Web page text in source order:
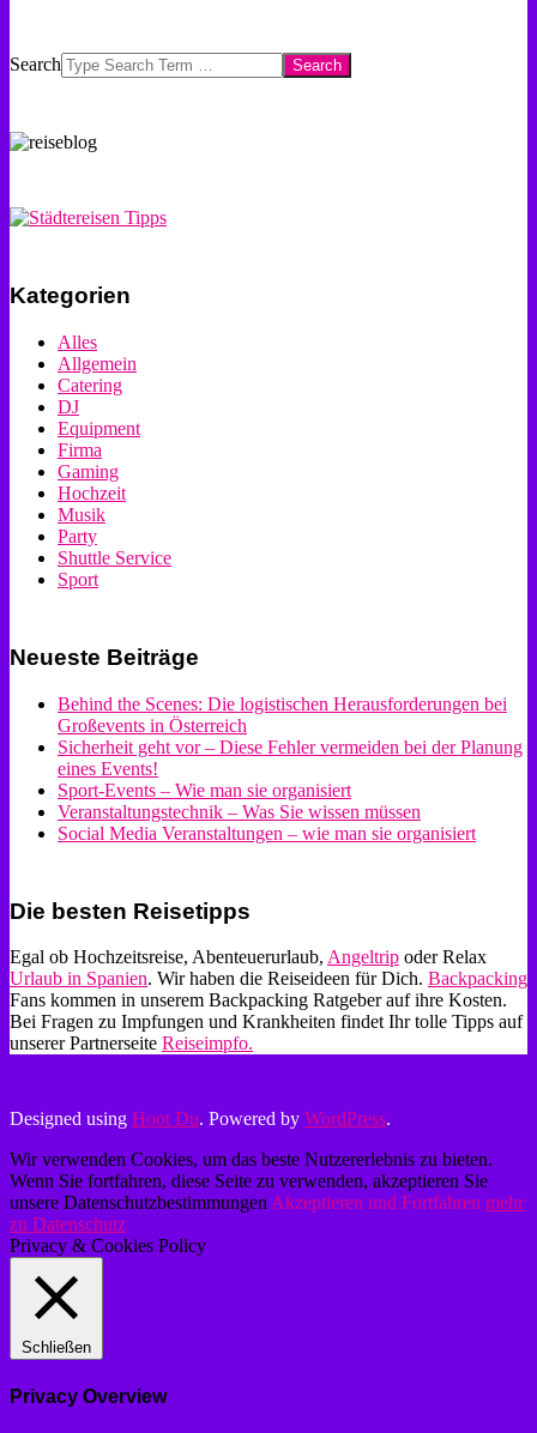
Search
Kategorien
Alles
Allgemein
Catering
DJ
Equipment
Firma
Gaming
Hochzeit
Musik
Party
Shuttle Service
Sport
Neueste Beiträge
Behind the Scenes: Die logistischen Herausforderungen bei
Großevents in Österreich
Sicherheit geht vor – Diese Fehler vermeiden bei der Planung
eines Events!
Sport-Events – Wie man sie organisiert
Veranstaltungstechnik – Was Sie wissen müssen
Social Media Veranstaltungen – wie man sie organisiert
Die besten Reisetipps
Egal ob Hochzeitsreise, Abenteuerurlaub, Angeltrip oder Relax
Urlaub in Spanien. Wir haben die Reiseideen für Dich. Backpacking
Fans kommen in unserem Backpacking Ratgeber auf ihre Kosten.
Bei Fragen zu Impfungen und Krankheiten findet Ihr tolle Tipps auf
unserer Partnerseite Reiseimpfo.
Designed using Hoot Du. Powered by WordPress.
Wir verwenden Cookies, um das beste Nutzererlebnis zu bieten.
Wenn Sie fortfahren, diese Seite zu verwenden, akzeptieren Sie
unsere Datenschutzbestimmungen Akzeptieren und Fortfahren mehr
zu Datenschutz
Privacy & Cookies Policy
Schließen
Privacy Overview